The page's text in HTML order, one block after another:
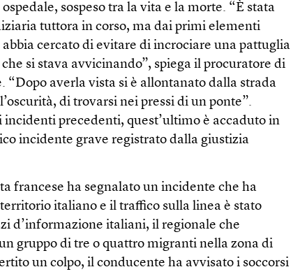
sospeso tra la vita e la morte. “È stata
tuttora in corso, ma dai primi elementi
abbia cercato di evitare di incrociare una pattuglia
si stava avvicinando”, spiega il procuratore di
“Dopo averla vista si è allontanato dalla strada
di trovarsi nei pressi di un ponte”.
incidenti precedenti, quest’ultimo è accaduto in
incidente grave registrato dalla giustizia
francese ha segnalato un incidente che ha
italiano e il traffico sulla linea è stato
d’informazione italiani, il regionale che
gruppo di tre o quattro migranti nella zona di
un colpo, il conducente ha avvisato i soccorsi